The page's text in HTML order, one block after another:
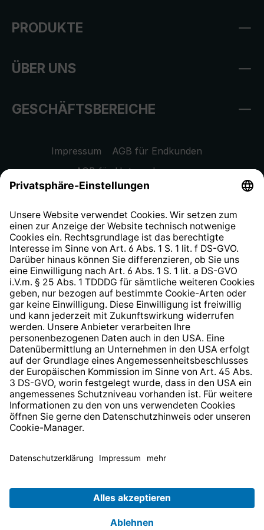
PRODUKTE
ÜBER UNS
GESCHÄFTSBEREICHE
Impressum
AGB für Endkunden
AGB für Unternehmen
Datenschutzhinweis
Widerrufsrecht
Hinweisgeberschutzsystem
Barrierefreiheit
* Alle Preise inkl. gesetzl. Mehrwertsteuer zzgl.
anders angegeben.
© 2026 TechniSat Digital GmbH
TechniSat ist ein Unternehmen der